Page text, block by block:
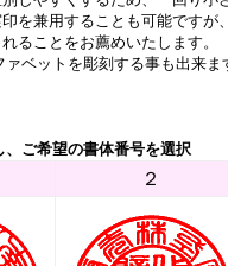
を兼用することも可能です
ることをお薦めいたします。
ァベットを彫刻する事も出来
ご希望の書体番号を選択
２